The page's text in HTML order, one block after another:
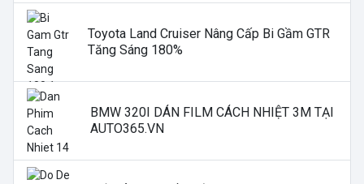
Toyota Land Cruiser Nâng Cấp Bi Gầm GTR
Tăng Sáng 180%
BMW 320I DÁN FILM CÁCH NHIỆT 3M TẠI
AUTO365.VN